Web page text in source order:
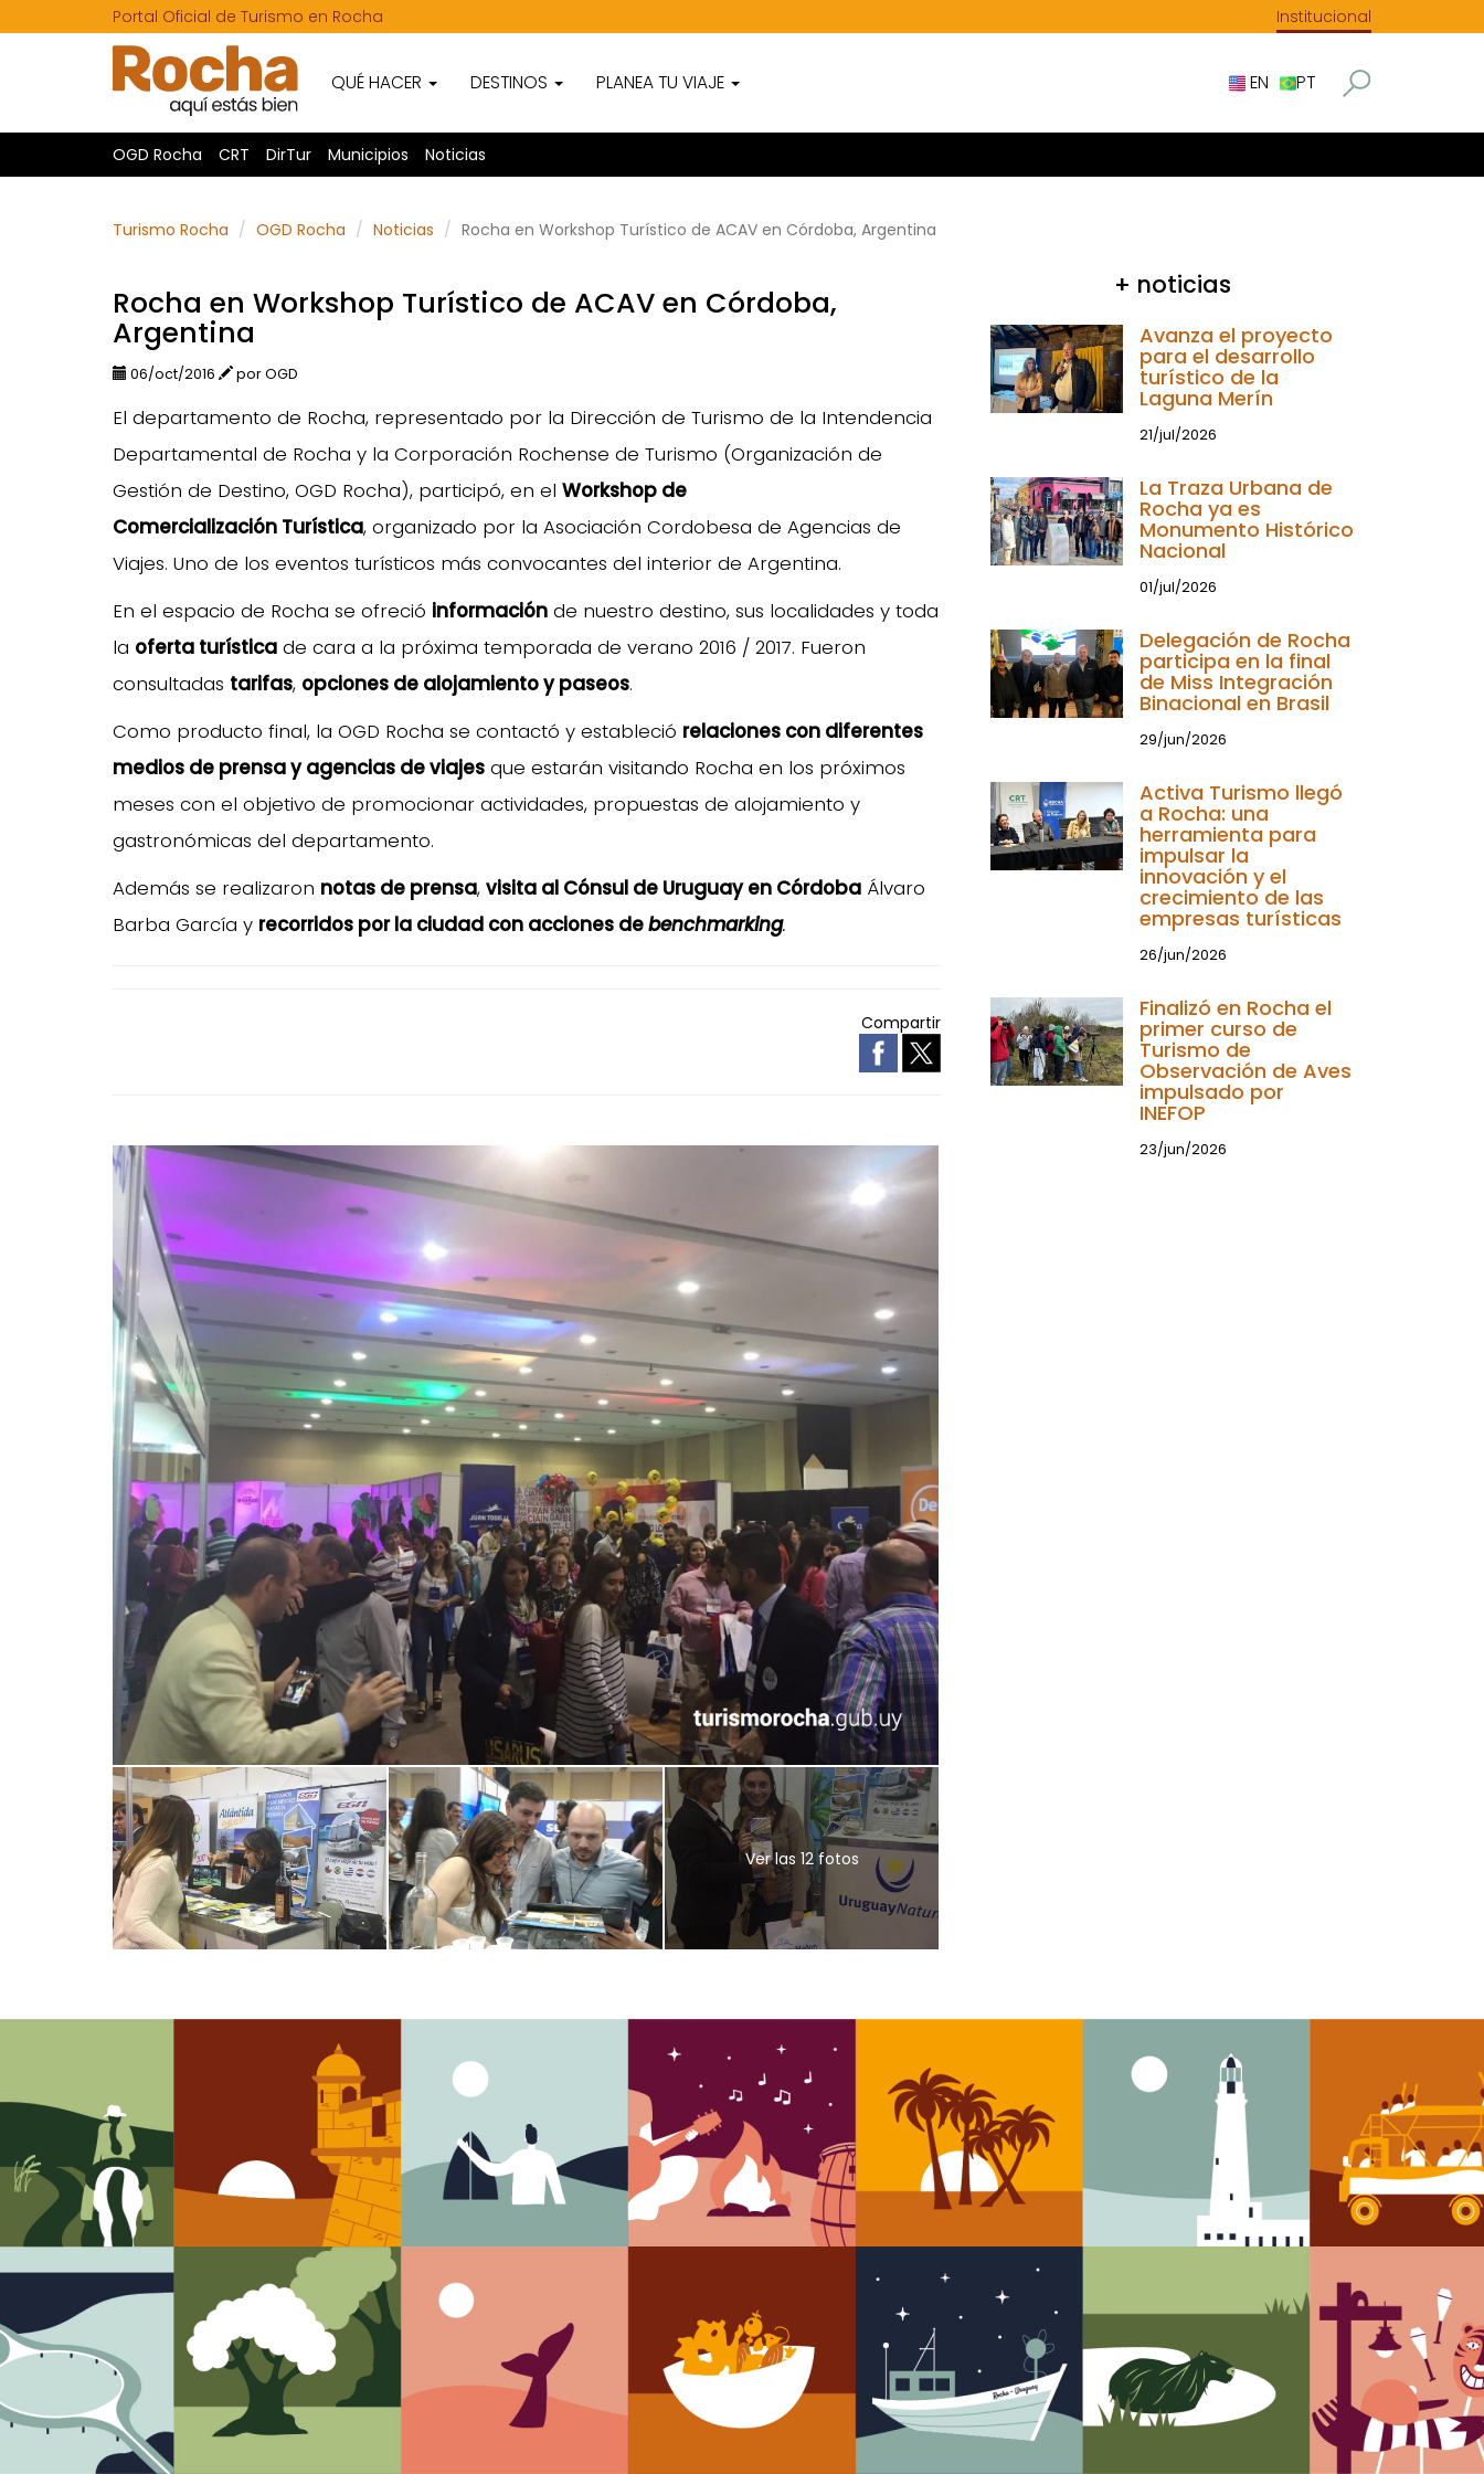
Portal Oficial de Turismo en Rocha Institucional
QUÉ HACER DESTINOS PLANEA TU VIAJE EN PT
OGD Rocha CRT DirTur Municipios Noticias
Turismo Rocha OGD Rocha Noticias Rocha en Workshop Turístico de ACAV en Córdoba, Argentina
Rocha en Workshop Turístico de ACAV en Córdoba,
Argentina
06/oct/2016 por OGD
El departamento de Rocha, representado por la Dirección de Turismo de la Intendencia
Departamental de Rocha y la Corporación Rochense de Turismo (Organización de
Gestión de Destino, OGD Rocha), participó, en el Workshop de
Comercialización Turística, organizado por la Asociación Cordobesa de Agencias de
Viajes. Uno de los eventos turísticos más convocantes del interior de Argentina.
En el espacio de Rocha se ofreció información de nuestro destino, sus localidades y toda
la oferta turística de cara a la próxima temporada de verano 2016 / 2017. Fueron
consultadas tarifas, opciones de alojamiento y paseos.
Como producto final, la OGD Rocha se contactó y estableció relaciones con diferentes
medios de prensa y agencias de viajes que estarán visitando Rocha en los próximos
meses con el objetivo de promocionar actividades, propuestas de alojamiento y
gastronómicas del departamento.
Además se realizaron notas de prensa, visita al Cónsul de Uruguay en Córdoba Álvaro
Barba García y recorridos por la ciudad con acciones debenchmarking.
Compartir
Ver las 12 fotos
+ noticias
Avanza el proyecto
para el desarrollo
turístico de la
Laguna Merín
21/jul/2026
La Traza Urbana de
Rocha ya es
Monumento Histórico
Nacional
01/jul/2026
Delegación de Rocha
participa en la final
de Miss Integración
Binacional en Brasil
29/jun/2026
Activa Turismo llegó
a Rocha: una
herramienta para
impulsar la
innovación y el
crecimiento de las
empresas turísticas
26/jun/2026
Finalizó en Rocha el
primer curso de
Turismo de
Observación de Aves
impulsado por
INEFOP
23/jun/2026